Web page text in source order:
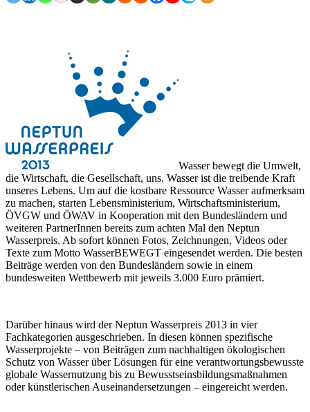
Wasser bewegt die Umwelt,
die Wirtschaft, die Gesellschaft, uns. Wasser ist die treibende Kraft
unseres Lebens. Um auf die kostbare Ressource Wasser aufmerksam
zu machen, starten Lebensministerium, Wirtschaftsministerium,
ÖVGW und ÖWAV in Kooperation mit den Bundesländern und
weiteren PartnerInnen bereits zum achten Mal den Neptun
Wasserpreis. Ab sofort können Fotos, Zeichnungen, Videos oder
Texte zum Motto WasserBEWEGT eingesendet werden. Die besten
Beiträge werden von den Bundesländern sowie in einem
bundesweiten Wettbewerb mit jeweils 3.000 Euro prämiert.
Darüber hinaus wird der Neptun Wasserpreis 2013 in vier
Fachkategorien ausgeschrieben. In diesen können spezifische
Wasserprojekte – von Beiträgen zum nachhaltigen ökologischen
Schutz von Wasser über Lösungen für eine verantwortungsbewusste
globale Wassernutzung bis zu Bewusstseinsbildungsmaßnahmen
oder künstlerischen Auseinandersetzungen – eingereicht werden.